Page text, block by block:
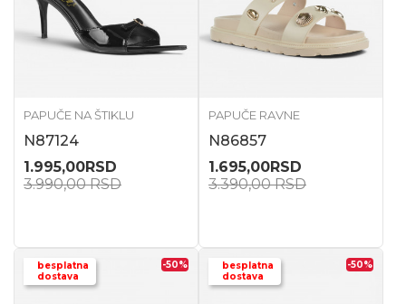
PAPUČE NA ŠTIKLU
N87124
1.995,00RSD
3.990,00RSD
PAPUČE RAVNE
N86857
1.695,00RSD
3.390,00RSD
besplatna
dostava
-50%
besplatna
dostava
-50%